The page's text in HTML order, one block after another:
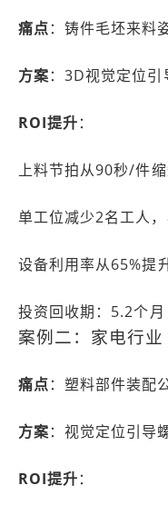
痛点：铸件毛坯来料
方案：3D视觉定位
ROI提升：
上料节拍从90秒/件
单工位减少2名工人
设备利用率从65%提
投资回收期：5.2个月
案例二：家电行
痛点：塑料部件装配
方案：视觉定位引导
ROI提升：